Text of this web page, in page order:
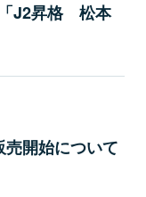
J2昇格 松本
開始について